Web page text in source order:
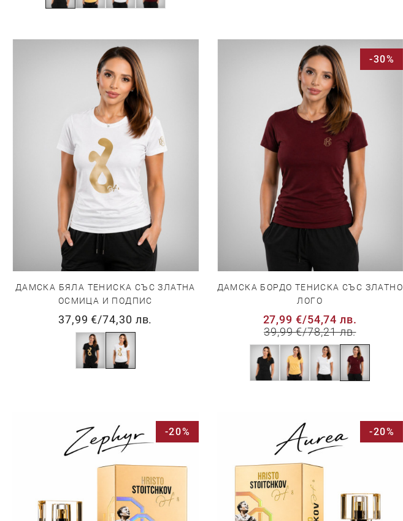
ДАМСКА БЯЛА ТЕНИСКА СЪС ЗЛАТНА
ОСМИЦА И ПОДПИС
37,99 €/74,30 лв.
-30%
ДАМСКА БОРДО ТЕНИСКА СЪС ЗЛАТНО
ЛОГО
27,99 €/54,74 лв.
39,99 €/78,21 лв.
-20% -20%